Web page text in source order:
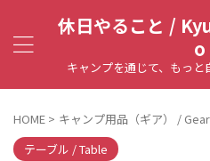
休日やること /
o
キャンプを通じて、もっと
HOME > キャンプ用品（ギア） / Gear
テーブル / Table